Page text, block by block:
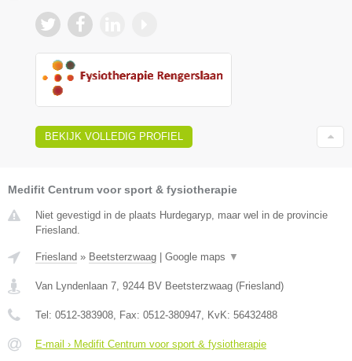
BEKIJK VOLLEDIG PROFIEL
Medifit Centrum voor sport & fysiotherapie
Niet gevestigd in de plaats Hurdegaryp, maar wel in de provincie
Friesland.
Friesland » Beetsterzwaag Google maps ▼
Van Lyndenlaan 7 9244 BV Beetsterzwaag (Friesland)
Tel: 0512-383908 , Fax: 0512-380947 , KvK: 56432488
E-mail › Medifit Centrum voor sport & fysiotherapie